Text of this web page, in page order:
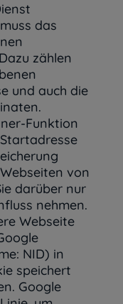
das
zählen
und auch die
Funktion
von
darüber nur
nehmen.
Webseite
NID) in
speichert
Google